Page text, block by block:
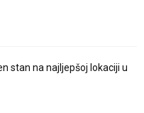
stan na najljepšoj lokaciji u